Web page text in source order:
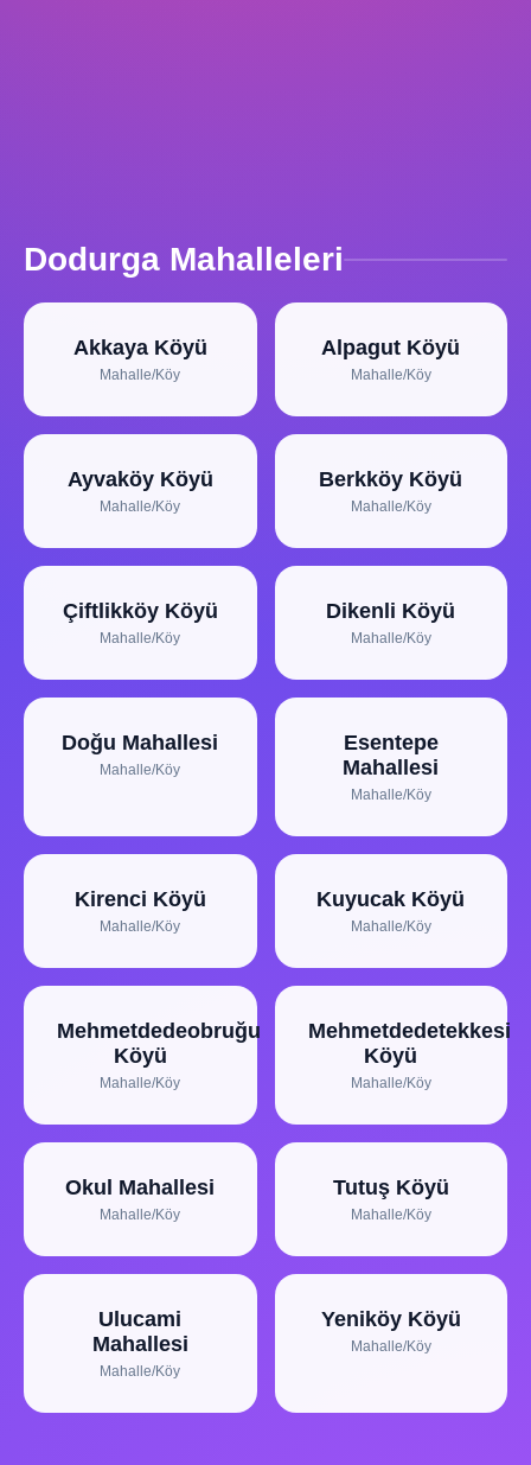
Dodurga Mahalleleri
Akkaya Köyü
Mahalle/Köy
Alpagut Köyü
Mahalle/Köy
Ayvaköy Köyü
Mahalle/Köy
Berkköy Köyü
Mahalle/Köy
Çiftlikköy Köyü
Mahalle/Köy
Dikenli Köyü
Mahalle/Köy
Doğu Mahallesi
Mahalle/Köy
Esentepe
Mahallesi
Mahalle/Köy
Kirenci Köyü
Mahalle/Köy
Kuyucak Köyü
Mahalle/Köy
Mehmetdedeobruğu
Köyü
Mahalle/Köy
Mehmetdedetekkesi
Köyü
Mahalle/Köy
Okul Mahallesi
Mahalle/Köy
Tutuş Köyü
Mahalle/Köy
Ulucami
Mahallesi
Mahalle/Köy
Yeniköy Köyü
Mahalle/Köy